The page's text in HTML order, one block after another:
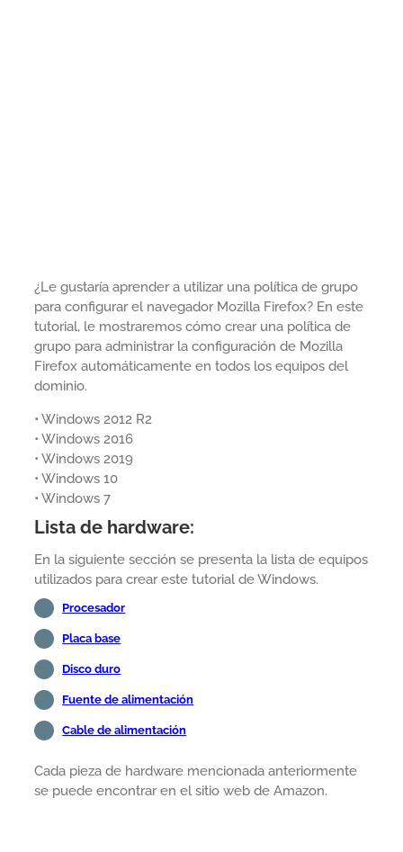
¿Le gustaría aprender a utilizar una política de grupo
para configurar el navegador Mozilla Firefox? En este
tutorial, le mostraremos cómo crear una política de
grupo para administrar la configuración de Mozilla
Firefox automáticamente en todos los equipos del
dominio.
• Windows 2012 R2
• Windows 2016
• Windows 2019
• Windows 10
• Windows 7
Lista de hardware:
En la siguiente sección se presenta la lista de equipos
utilizados para crear este tutorial de Windows.
Procesador
Placa base
Disco duro
Fuente de alimentación
Cable de alimentación
Cada pieza de hardware mencionada anteriormente
se puede encontrar en el sitio web de Amazon.